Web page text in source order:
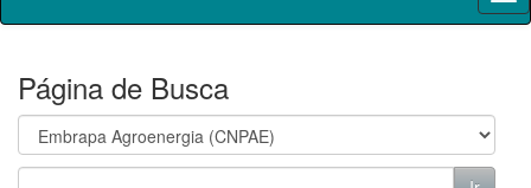
Página de Busca